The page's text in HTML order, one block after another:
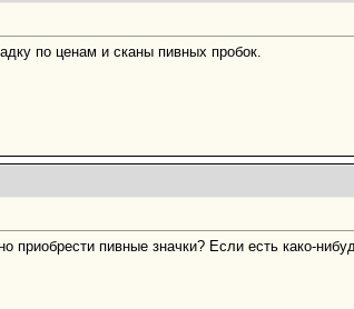
по ценам и сканы пивных пробок.
приобрести пивные значки? Если есть како-